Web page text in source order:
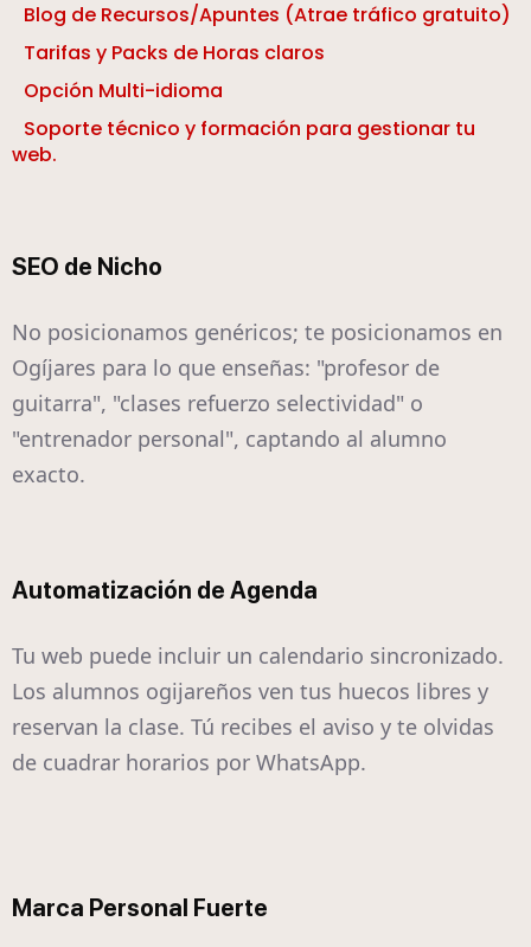
Blog de Recursos/Apuntes (Atrae tráfico gratuito)
Tarifas y Packs de Horas claros
Opción Multi-idioma
Soporte técnico y formación para gestionar tu
web.
SEO de Nicho
No posicionamos genéricos; te posicionamos en
Ogíjares para lo que enseñas: "profesor de
guitarra", "clases refuerzo selectividad" o
"entrenador personal", captando al alumno
exacto.
Automatización de Agenda
Tu web puede incluir un calendario sincronizado.
Los alumnos ogijareños ven tus huecos libres y
reservan la clase. Tú recibes el aviso y te olvidas
de cuadrar horarios por WhatsApp.
Marca Personal Fuerte